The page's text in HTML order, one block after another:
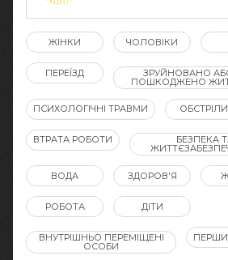
ЖІНКИ ЧОЛОВІКИ
ПЕРЕЇЗД ЗРУЙНОВАНО
ПОШКОДЖЕНО
ПСИХОЛОГІЧНІ ТРАВМИ ОБСТРІЛИ
ВТРАТА РОБОТИ БЕЗПЕКА
ВОДА ЗДОРОВ'Я
РОБОТА ДІТИ
ВНУТРІШНЬО ПЕРЕМІЩЕНІ
ОСОБИ